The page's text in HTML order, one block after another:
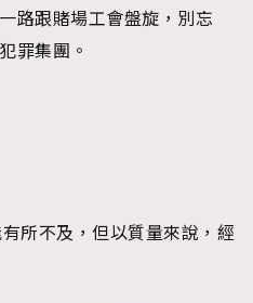
路跟賭場工會盤旋，別忘
罪集團。
所不及，但以質量來說，經